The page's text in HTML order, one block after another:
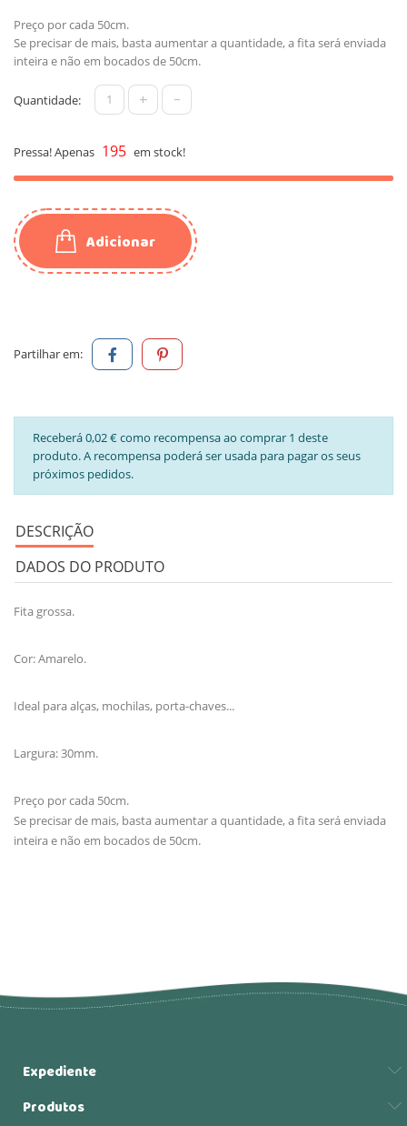
Preço por cada 50cm.
Se precisar de mais, basta aumentar a quantidade, a fita será enviada
inteira e não em bocados de 50cm.
Quantidade: + -
Pressa! Apenas 195 em stock!
Adicionar
Partilhar em:
Receberá 0,02 € como recompensa ao comprar 1 deste
produto. A recompensa poderá ser usada para pagar os seus
próximos pedidos.
DESCRIÇÃO
DADOS DO PRODUTO
Fita grossa.
Cor: Amarelo.
Ideal para alças, mochilas, porta-chaves...
Largura: 30mm.
Preço por cada 50cm.
Se precisar de mais, basta aumentar a quantidade, a fita será enviada
inteira e não em bocados de 50cm.
Expediente
Produtos